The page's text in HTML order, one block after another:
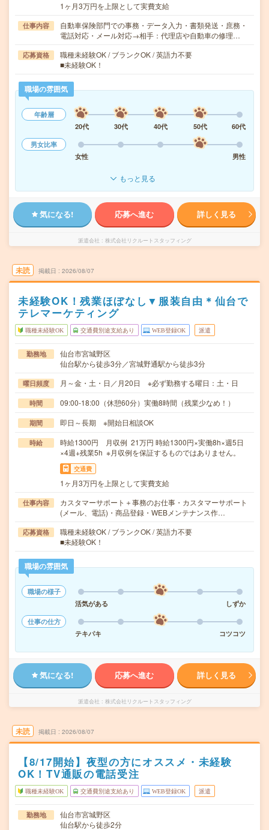
1ヶ月3万円を上限として実費支給
仕事内容
自動車保険部門での事務・データ入力・書類発送・庶務・
電話対応・メール対応→相手：代理店や自動車の修理…
応募資格
職種未経験OK / ブランクOK / 英語力不要
■未経験OK！
職場の雰囲気
年齢層
20代
30代 40代 50代
60代
男女比率
女性
男性
もっと見る
気になる! 応募へ進む 詳しく見る
派遣会社 株式会社リクルートスタッフィング
未読 掲載日 2026/08/07
未経験OK！残業ほぼなし▼服装自由＊仙台で
テレマーケティング
職種未経験OK 交通費別途支給あり WEB登録OK 派遣
勤務地
仙台市宮城野区
仙台駅から徒歩3分／宮城野通駅から徒歩3分
曜日頻度 月～金・土・日／月20日 ※必ず勤務する曜日：土・日
時間 09:00-18:00（休憩60分）実働8時間（残業少なめ！）
期間 即日～長期 ※開始日相談OK
時給
時給1300円 月収例 21万円 時給1300円×実働8h×週5日
×4週+残業5h ※月収例を保証するものではありません。
交通費
1ヶ月3万円を上限として実費支給
仕事内容
カスタマーサポート＋事務のお仕事・カスタマーサポート
(メール、電話)・商品登録・WEBメンテナンス作…
応募資格
職種未経験OK / ブランクOK / 英語力不要
■未経験OK！
職場の雰囲気
職場の様子
活気がある
しずか
仕事の仕方
テキパキ
コツコツ
気になる! 応募へ進む 詳しく見る
派遣会社 株式会社リクルートスタッフィング
未読 掲載日 2026/08/07
【8/17開始】夜型の方にオススメ・未経験
OK！TV通販の電話受注
職種未経験OK 交通費別途支給あり WEB登録OK 派遣
勤務地
仙台市宮城野区
仙台駅から徒歩2分